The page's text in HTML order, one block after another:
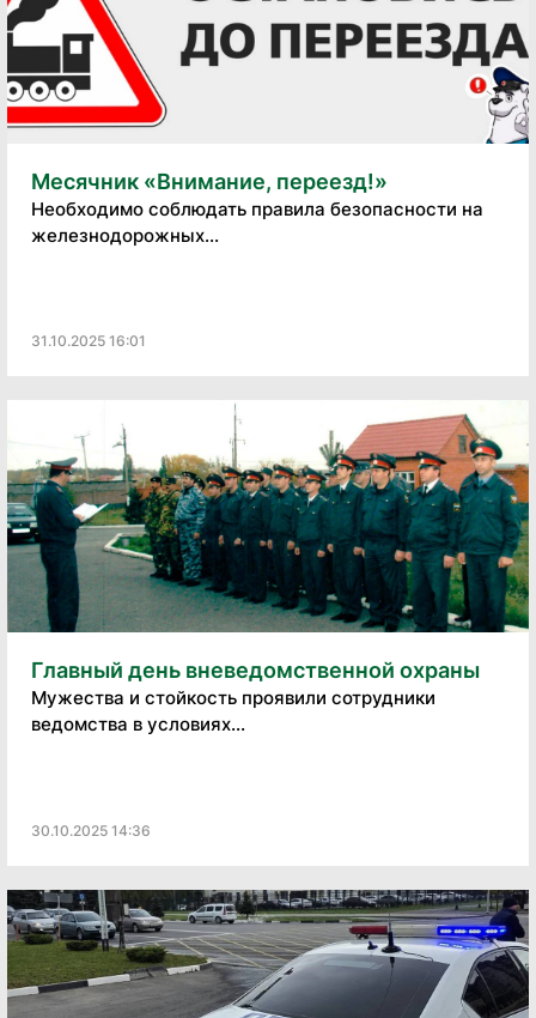
Месячник «Внимание, переезд!»
Необходимо соблюдать правила безопасности на
железнодорожных...
31.10.2025 16:01
Главный день вневедомственной охраны
Мужества и стойкость проявили сотрудники
ведомства в условиях...
30.10.2025 14:36